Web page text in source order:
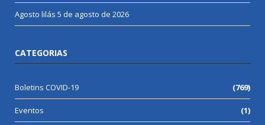
Agosto lilás 5 de agosto de 2026
CATEGORIAS
Boletins COVID-19 (769)
Eventos (1)